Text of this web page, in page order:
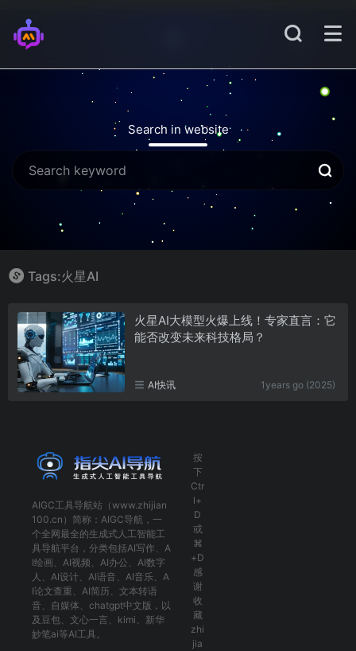
Search in website
Tags:火星AI
火星AI大模型火爆上线！专家直言：它
能否改变未来科技格局？
AI快讯 1years go (2025)
AIGC工具导航站（www.zhijian
100.cn）简称： AIGC导航 ，一
个全网最全的生成式人工智能工
具导航平台，分类包括AI写作 、 A
I绘画 、 AI视频 、 AI办公 、 AI数字
人 、 AI设计、 AI语音、 AI音乐、 A
I论文查重 、 AI简历 、 文本转语
音、 自媒体 、 chatgpt中文版 ，以
及 豆包、 文心一言 、 kimi 、 新华
妙笔ai等AI工具。
按
下
Ctr
l+
D
或
⌘
+D
感
谢
收
藏
zhi
jia